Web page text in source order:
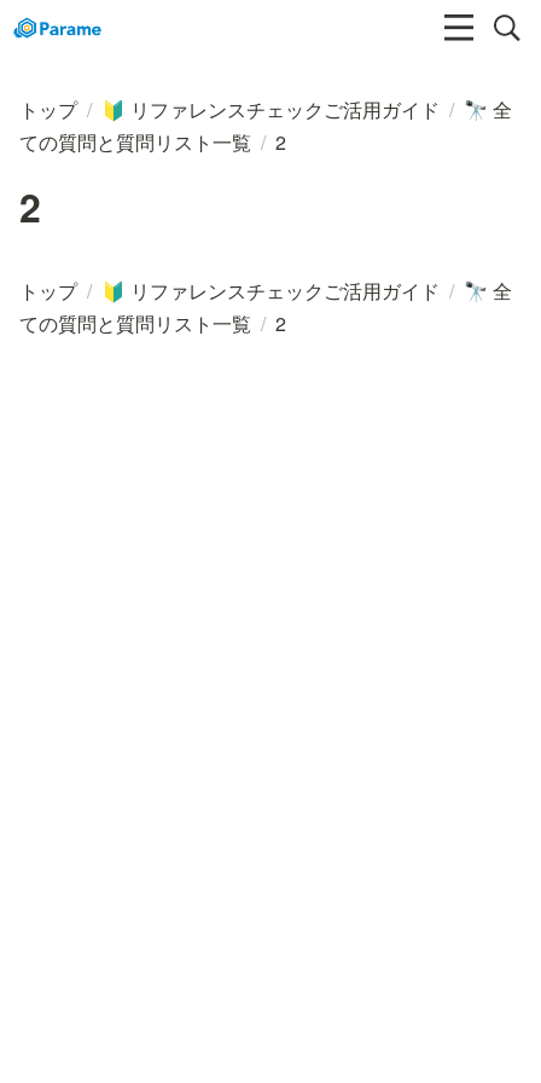
トップ / 🔰 リファレンスチェックご活用ガイド / 🔭 全
ての質問と質問リスト一覧 / 2
2
トップ / 🔰 リファレンスチェックご活用ガイド / 🔭 全
ての質問と質問リスト一覧 / 2